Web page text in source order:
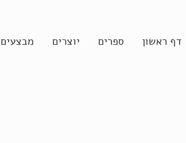
דף ראשון ספרים יוצרים מבצעים